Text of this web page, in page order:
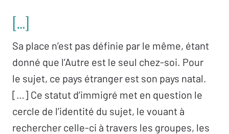
[…]
Sa place n’est pas définie par le même, étant
donné que l’Autre est le seul chez-soi. Pour
le sujet, ce pays étranger est son pays natal.
[…] Ce statut d’immigré met en question le
cercle de l’identité du sujet, le vouant à
rechercher celle-ci à travers les groupes, les